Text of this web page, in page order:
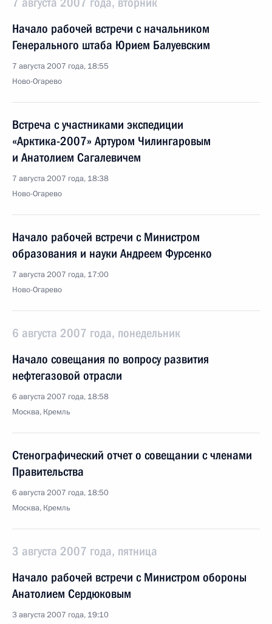
Начало рабочей встречи с начальником
Генерального штаба Юрием Балуевским
7 августа 2007 года, 18:55
Ново-Огарево
Встреча с участниками экспедиции
«Арктика-2007» Артуром Чилингаровым
и Анатолием Сагалевичем
7 августа 2007 года, 18:38
Ново-Огарево
Начало рабочей встречи с Министром
образования и науки Андреем Фурсенко
7 августа 2007 года, 17:00
Ново-Огарево
6 августа 2007 года, понедельник
Начало совещания по вопросу развития
нефтегазовой отрасли
6 августа 2007 года, 18:58
Москва, Кремль
Стенографический отчет о совещании с членами
Правительства
6 августа 2007 года, 18:50
Москва, Кремль
3 августа 2007 года, пятница
Начало рабочей встречи с Министром обороны
Анатолием Сердюковым
3 августа 2007 года, 19:10